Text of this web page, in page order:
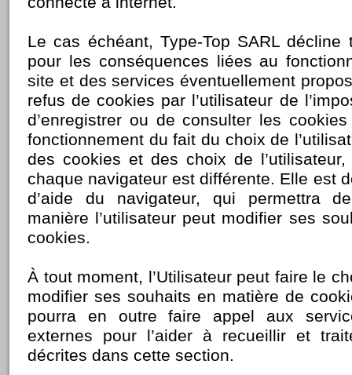
Le cas échéant, Type-Top SARL décline
pour les conséquences liées au
site et des services éventuellement
refus de cookies par l’utilisateur de
d’enregistrer ou de consulter les
fonctionnement du fait du choix de
des cookies et des choix de
chaque navigateur est différente. Elle est
d’aide du navigateur, qui permettra
manière l’utilisateur peut modifier ses
cookies.
À tout moment, l’Utilisateur peut faire le
modifier ses souhaits en matière de
pourra en outre faire appel aux
externes pour l’aider à recueillir et
décrites dans cette section.